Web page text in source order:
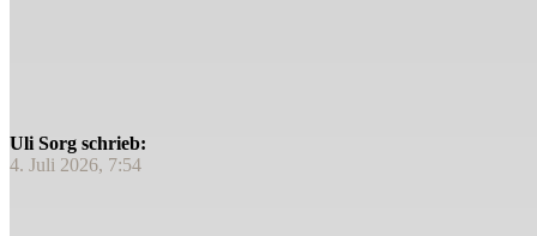
Uli Sorg schrieb:
4. Juli 2026, 7:54